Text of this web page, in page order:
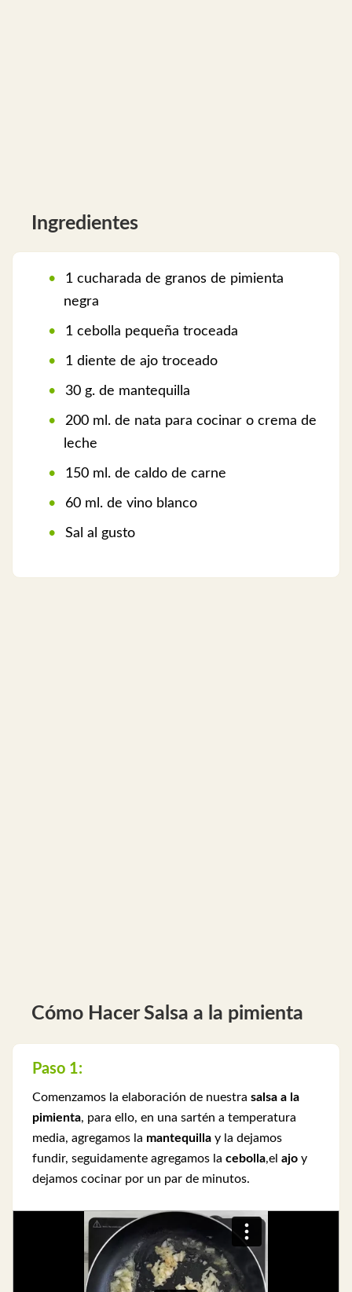
Ingredientes
1 cucharada de granos de pimienta
negra
1 cebolla pequeña troceada
1 diente de ajo troceado
30 g. de mantequilla
200 ml. de nata para cocinar o crema de
leche
150 ml. de caldo de carne
60 ml. de vino blanco
Sal al gusto
Cómo Hacer Salsa a la pimienta
Paso 1:
Comenzamos la elaboración de nuestra salsa a la
pimienta, para ello, en una sartén a temperatura
media, agregamos la mantequilla y la dejamos
fundir, seguidamente agregamos la cebolla,el ajo y
dejamos cocinar por un par de minutos.